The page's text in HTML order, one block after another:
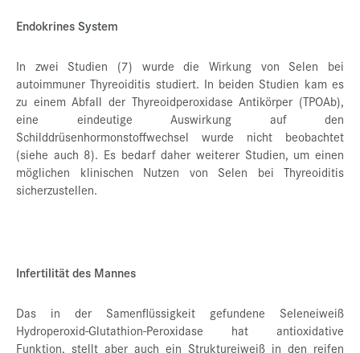
Endokrines System
In zwei Studien (7) wurde die Wirkung von Selen bei
autoimmuner Thyreoiditis studiert. In beiden Studien kam es
zu einem Abfall der Thyreoidperoxidase Antikörper (TPOAb),
eine eindeutige Auswirkung auf den
Schilddrüsenhormonstoffwechsel wurde nicht beobachtet
(siehe auch 8). Es bedarf daher weiterer Studien, um einen
möglichen klinischen Nutzen von Selen bei Thyreoiditis
sicherzustellen.
Infertilität des Mannes
Das in der Samenflüssigkeit gefundene Seleneiweiß
Hydroperoxid-Glutathion-Peroxidase hat antioxidative
Funktion, stellt aber auch ein Struktureiweiß in den reifen